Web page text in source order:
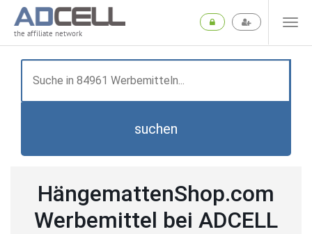
the affiliate network
suchen
HängemattenShop.com
Werbemittel bei ADCELL